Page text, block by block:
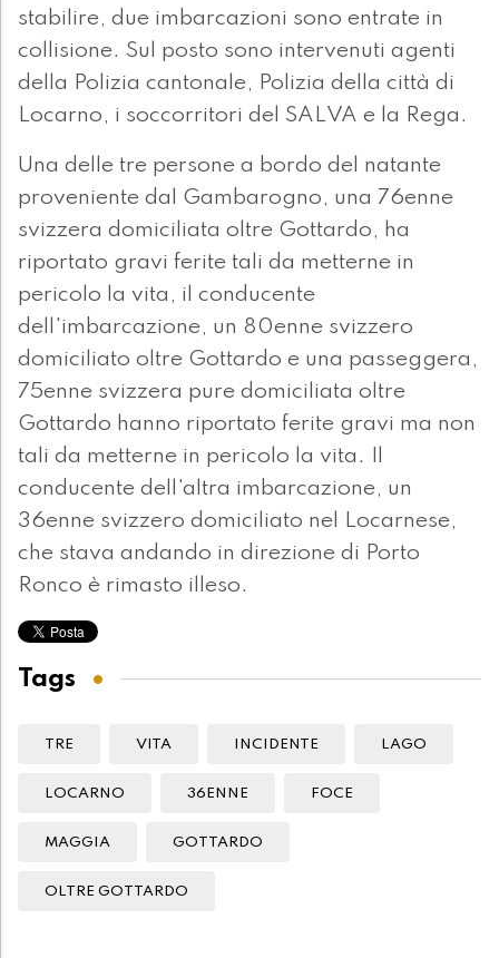
stabilire, due imbarcazioni sono entrate in
collisione. Sul posto sono intervenuti agenti
della Polizia cantonale, Polizia della città di
Locarno, i soccorritori del SALVA e la Rega.
Una delle tre persone a bordo del natante
proveniente dal Gambarogno, una 76enne
svizzera domiciliata oltre Gottardo, ha
riportato gravi ferite tali da metterne in
pericolo la vita, il conducente
dell'imbarcazione, un 80enne svizzero
domiciliato oltre Gottardo e una passeggera,
75enne svizzera pure domiciliata oltre
Gottardo hanno riportato ferite gravi ma non
tali da metterne in pericolo la vita. Il
conducente dell'altra imbarcazione, un
36enne svizzero domiciliato nel Locarnese,
che stava andando in direzione di Porto
Ronco è rimasto illeso.
Tags
TRE VITA INCIDENTE LAGO
LOCARNO 36ENNE FOCE
MAGGIA GOTTARDO
OLTRE GOTTARDO